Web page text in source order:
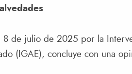
8 de julio de 2025 por la
(IGAE), concluye con una